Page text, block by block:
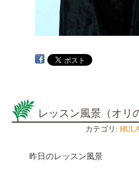
レッスン風景（オリ
カテゴリ:
昨日のレッスン風景